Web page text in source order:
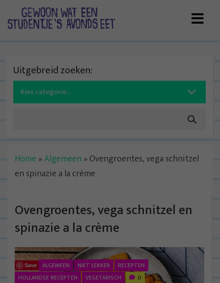
Uitgebreid zoeken:
Search
for:
Home »Algemeen » Ovengroentes, vega schnitzel
en spinazie a la crème
Ovengroentes, vega schnitzel en
spinazie a la crème
Save ALGEMEEN NIET LEKKER
RECEPTEN
HOLLANDSE RECEPTEN
VEGETARISCH 0